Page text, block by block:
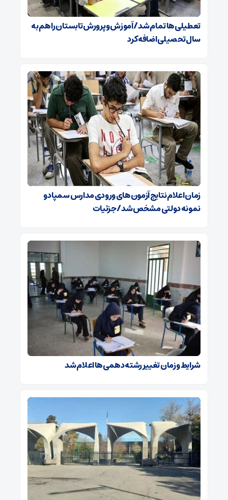
تعطیلی‌ها تمام شد/ آموزش و پرورش تابستان را هم به
سال تحصیلی اضافه کرد
زمان اعلام نتایج آزمون‌های ورودی مدارس سمپاد و
نمونه دولتی مشخص شد/ جزئیات
شرایط و زمان تغییر رشته دهمی‌ها اعلام شد